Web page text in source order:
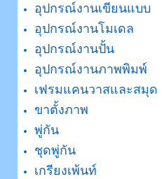
อุปกรณ์งานเขียนแบบ
อุปกรณ์งานโมเดล
อุปกรณ์งานปั้น
อุปกรณ์งานภาพพิมพ์
เฟรมแคนวาสและสมุด
ขาตั้งภาพ
พู่กัน
ชุดพู่กัน
เกรียงเพ้นท์